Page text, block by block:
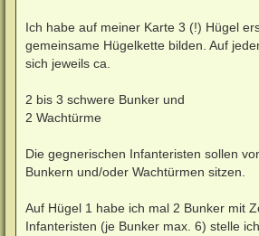
Ich habe auf meiner Karte 3 (!) Hügel
gemeinsame Hügelkette bilden. Auf
sich jeweils ca.
2 bis 3 schwere Bunker und
2 Wachtürme
Die gegnerischen Infanteristen sollen
Bunkern und/oder Wachtürmen sitzen.
Auf Hügel 1 habe ich mal 2 Bunker mit
Infanteristen (je Bunker max. 6) stelle